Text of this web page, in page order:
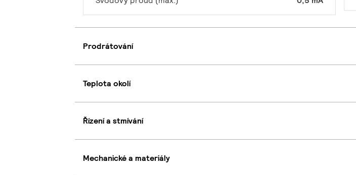
Prodrátování
Teplota okolí
Řízení a stmívání
Mechanické a materiály